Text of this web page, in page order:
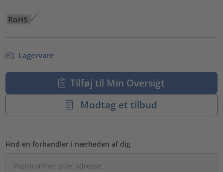
Lagervare
Tilføj til Min Oversigt
Modtag et tilbud
Find en forhandler i nærheden af dig